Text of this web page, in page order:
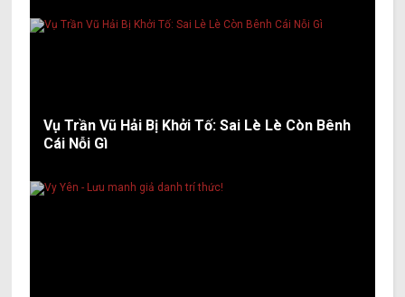
Vụ Trần Vũ Hải Bị Khởi Tố: Sai Lè Lè Còn Bênh
Cái Nỗi Gì